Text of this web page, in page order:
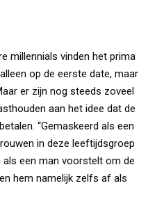
millennials vinden het prima
op de eerste date, maar
er zijn nog steeds zoveel
aan het idee dat de
“Gemaskeerd als een
in deze leeftijdsgroep
een man voorstelt om de
hem namelijk zelfs af als